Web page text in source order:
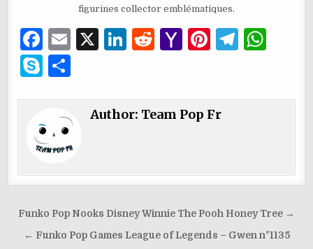
figurines collector emblématiques.
F
a
c
e
b
o
o
E
l
X
Li
e
R
di
Y
o
ai
Pi
re
T
g s
p
S
p
e
ta
g
er
Author: Team Pop Fr
Navigation
de
Funko Pop Nooks Disney Winnie The Pooh Honey Tree →
← Funko Pop Games League of Legends – Gwen n°1135